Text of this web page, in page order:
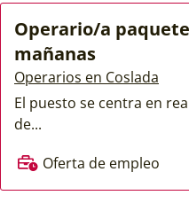
Operario/a
mañanas
Operarios en Coslada
El puesto se centra en
de...
Oferta de empleo